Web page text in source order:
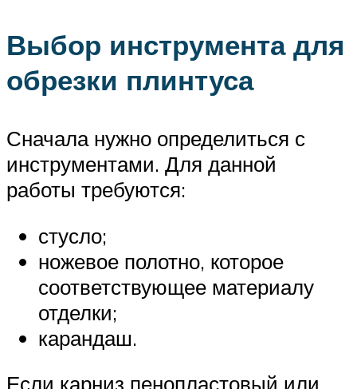
Выбор инструмента для
обрезки плинтуса
Сначала нужно определиться с
инструментами. Для данной
работы требуются:
стусло;
ножевое полотно, которое
соответствующее материалу
отделки;
карандаш.
Если карниз пенопластовый или